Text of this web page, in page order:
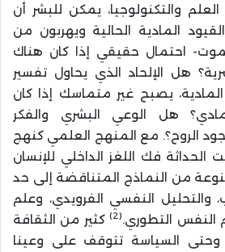
والتكنولوجيا، يمكن للبشر أن
المادية الحالية ويهربون من
احتمال حقيقي إذا كان هناك
هل الإلحاد الذي يحاول تفسير
يصبح غير متماسك إذا كان
هل الوعي البشري والفكر
الروح؟. مع المنهج العلمي كنهج
الحداثة فك اللغز الداخلي للإنسان
من النماذج المتناقضة إلى حد
والتحليل النفسي الفرويدي، وعلم
النفس التطوري.(2)
كثير من الثقافة
وحتى السياسة تتوقف على وعينا